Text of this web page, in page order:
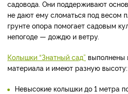
садовода. Они поддерживают
не дают ему сломаться под весом
грунте опора помогает садовым
непогоде — дождю и ветру.
Колышки “Знатный сад” выполнены
материала и имеют разную
Невысокие колышки до 1 метра